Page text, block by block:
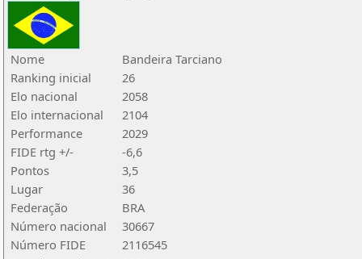
Nome
Bandeira Tarciano
Ranking inicial
26
Elo nacional
2058
Elo internacional
2104
Performance
2029
FIDE rtg +/-
-6,6
Pontos
3,5
Lugar
36
Federação
BRA
Número nacional
30667
Número FIDE
2116545